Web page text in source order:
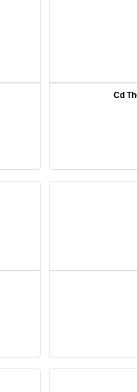
Cd